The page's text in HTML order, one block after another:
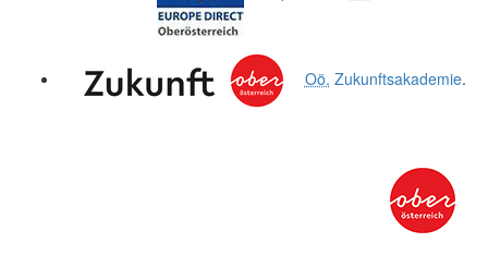
Oö. Zukunftsakademie.